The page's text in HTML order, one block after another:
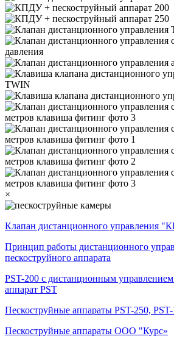
×
Клапан дистанционного управления
Принцип работы дистанционного
пескоструйного аппарата
PST-200 с дистанционным
аппарат PST
Пескоструйные аппараты PST-250,
Пескоструйные аппараты ООО "Курс»